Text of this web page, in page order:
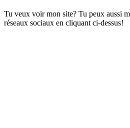
Tu veux voir mon site? Tu peux aussi
réseaux sociaux en cliquant ci-dessus!